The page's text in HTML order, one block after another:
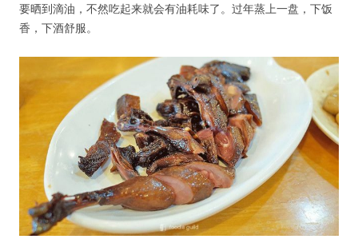
要晒到滴油，不然吃起来就会有油耗味了。过年蒸上一盘，下饭
香，下酒舒服。